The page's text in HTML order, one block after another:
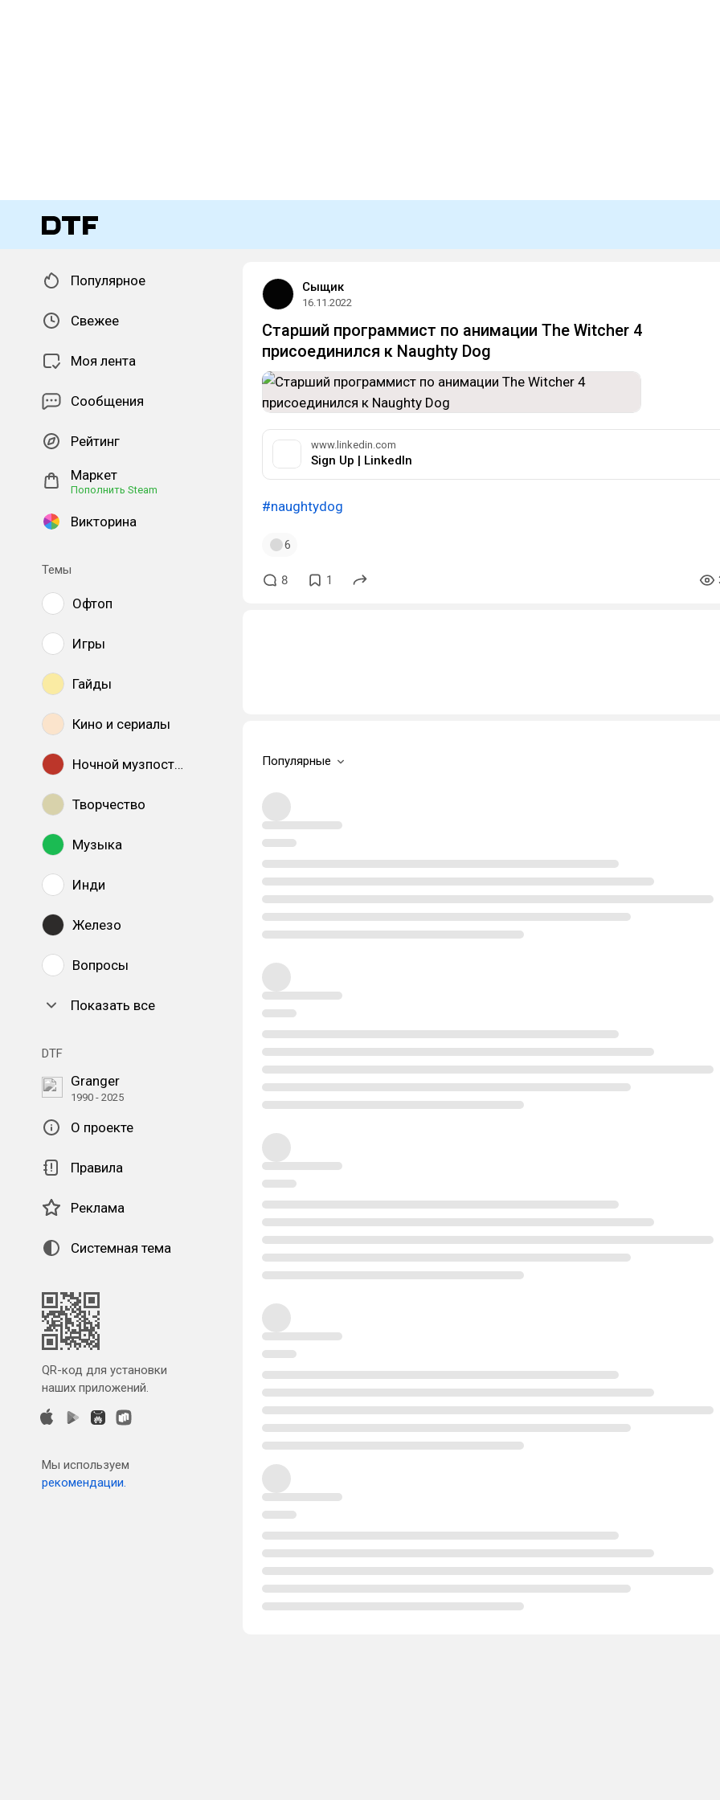
Популярное
Свежее
Моя лента
Сообщения
Рейтинг
Маркет
Пополнить Steam
Викторина
Темы
Офтоп
Игры
Гайды
Кино и сериалы
Ночной музпостинг
Творчество
Музыка
Инди
Железо
Вопросы
Показать все
DTF
Granger
1990 - 2025
О проекте
Правила
Реклама
Системная тема
QR-код для установки
наших приложений.
Мы используем
рекомендации.
Сыщик
16.11.2022
Старший программист по анимации The Witcher 4
присоединился к Naughty Dog
www.linkedin.com
Sign Up | LinkedIn
#naughtydog
6
8 1
Популярные